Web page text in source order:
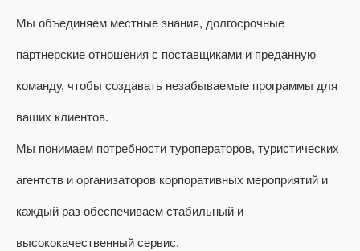
Мы объединяем местные знания, долгосрочные
партнерские отношения с поставщиками и преданную
команду, чтобы создавать незабываемые программы для
ваших клиентов.
Мы понимаем потребности туроператоров, туристических
агентств и организаторов корпоративных мероприятий и
каждый раз обеспечиваем стабильный и
высококачественный сервис.